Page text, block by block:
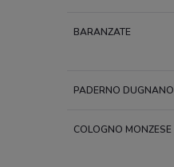
BARANZATE
PADERNO DUGNANO
COLOGNO MONZESE